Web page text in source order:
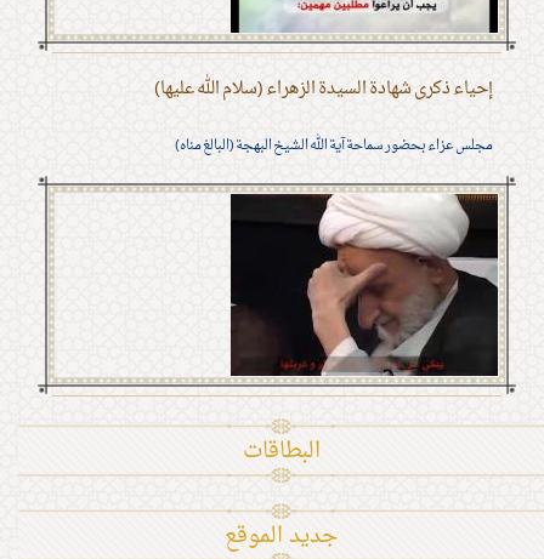
إحياء ذكرى شهادة السيدة الزهراء (سلام الله عليها)
مجلس عزاء بحضور سماحة آية الله الشيخ البهجة (البالغ مناه)
البطاقات
جديد الموقع